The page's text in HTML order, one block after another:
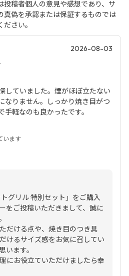
稿者個人の意見や感想であり、サ
真偽を承認または保証するものでは
さい。
2026-08-03
していました。煙がほぼ立たない
なりません。しっかり焼き目がつ
軽なのも良かったです。
います
トグリル 特別セット」をご購入
をご投稿いただきまして、誠に
だける点や、焼き目のつき具
けるサイズ感をお気に召してい
います。
にお役立ていただけましたら幸